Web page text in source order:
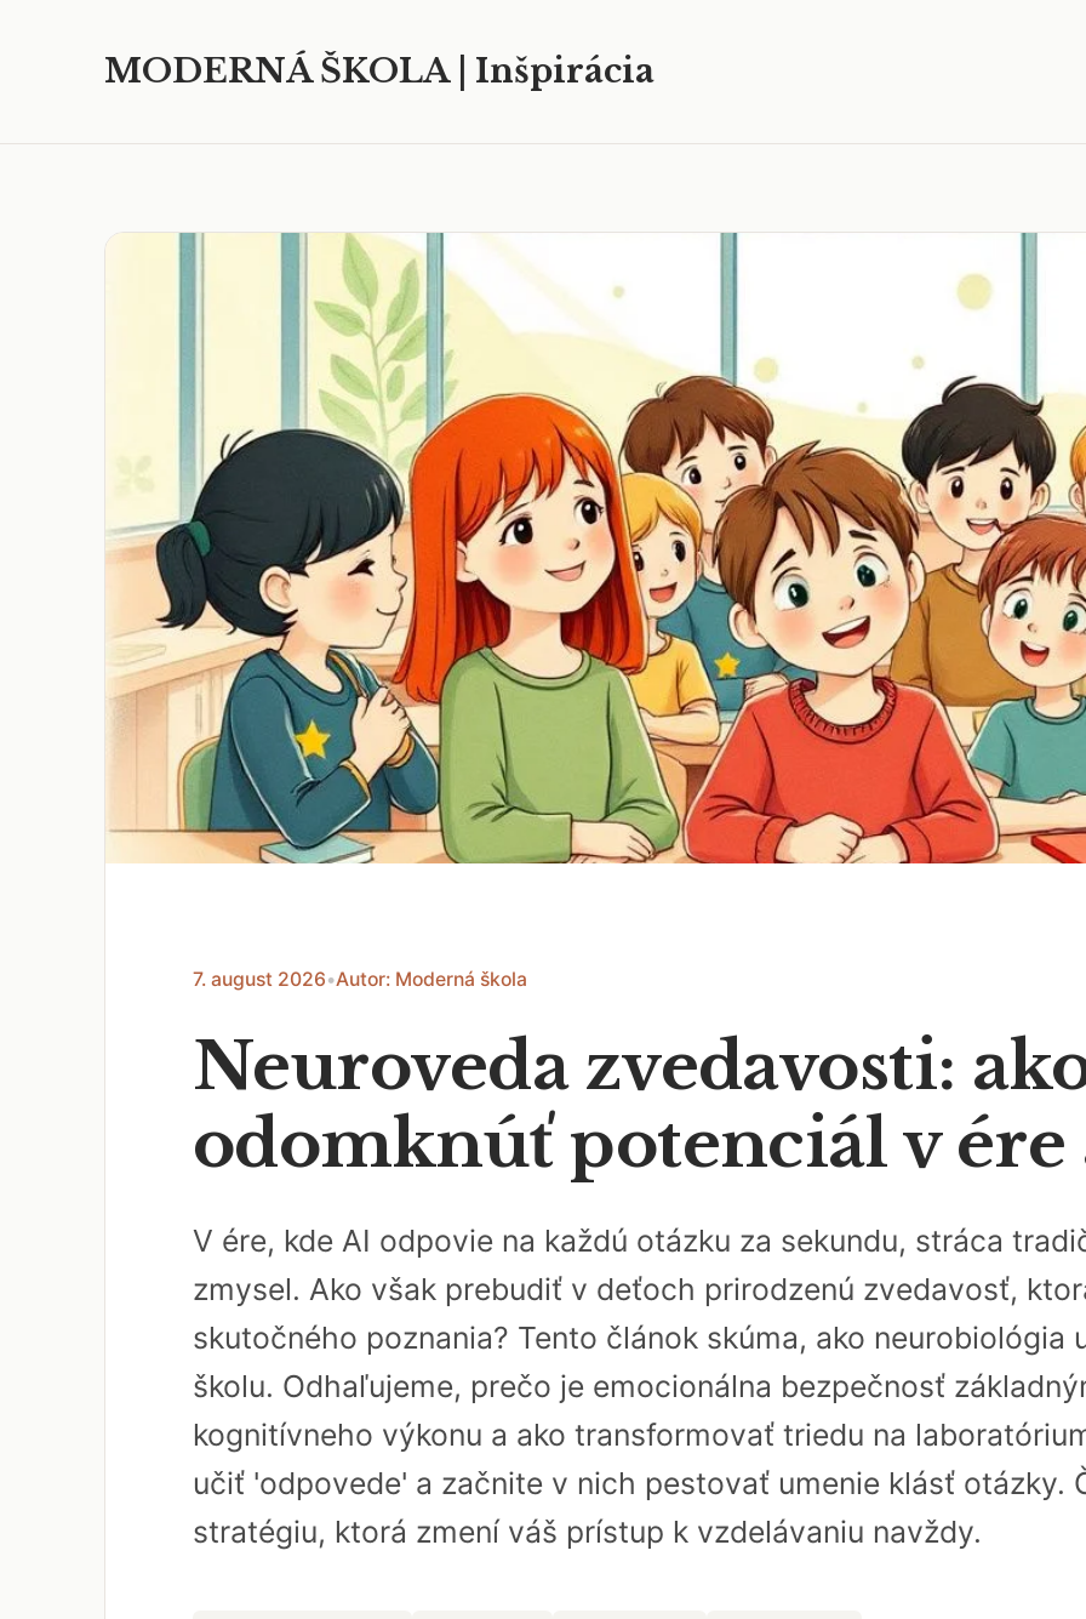
MODERNÁ ŠKOLA | Inšpirácia
7. august 2026•Autor: Moderná škola
Neuroveda zvedavosti:
odomknúť potenciál v ére
V ére, kde AI odpovie na každú otázku za sekundu, stráca
zmysel. Ako však prebudiť v deťoch prirodzenú zvedavosť,
skutočného poznania? Tento článok skúma, ako neurobiológia
školu. Odhaľujeme, prečo je emocionálna bezpečnosť
kognitívneho výkonu a ako transformovať triedu na
učiť 'odpovede' a začnite v nich pestovať umenie klásť otázky.
stratégiu, ktorá zmení váš prístup k vzdelávaniu navždy.